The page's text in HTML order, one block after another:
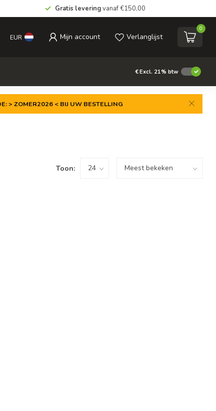
Gratis leveringvanaf €150,00
EUR Mijn account Verlanglijst
0
€Excl. 21% btw
> ZOMER2026 < BIJ UW BESTELLING
Toon: